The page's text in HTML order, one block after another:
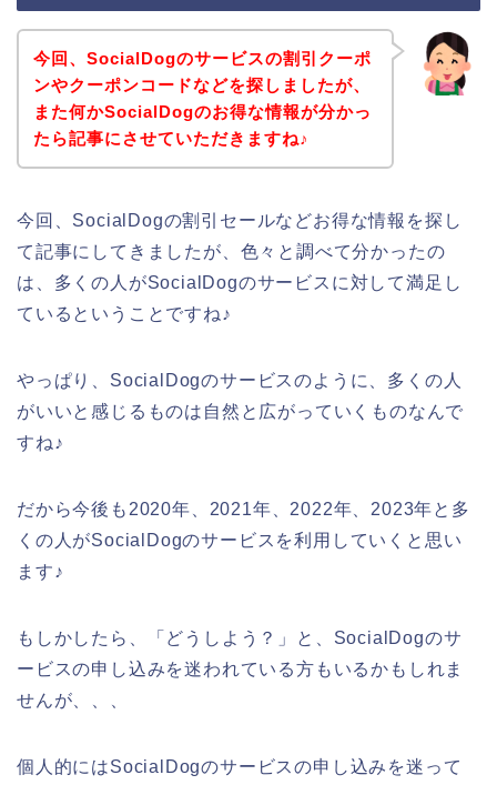
今回、SocialDogのサービスの割引クーポ
ンやクーポンコードなどを探しましたが、
また何かSocialDogのお得な情報が分かっ
たら記事にさせていただきますね♪
今回、SocialDogの割引セールなどお得な情報を探し
て記事にしてきましたが、色々と調べて分かったの
は、多くの人がSocialDogのサービスに対して満足し
ているということですね♪
やっぱり、SocialDogのサービスのように、多くの人
がいいと感じるものは自然と広がっていくものなんで
すね♪
だから今後も2020年、2021年、2022年、2023年と多
くの人がSocialDogのサービスを利用していくと思い
ます♪
もしかしたら、「どうしよう？」と、SocialDogのサ
ービスの申し込みを迷われている方もいるかもしれま
せんが、、、
個人的にはSocialDogのサービスの申し込みを迷って